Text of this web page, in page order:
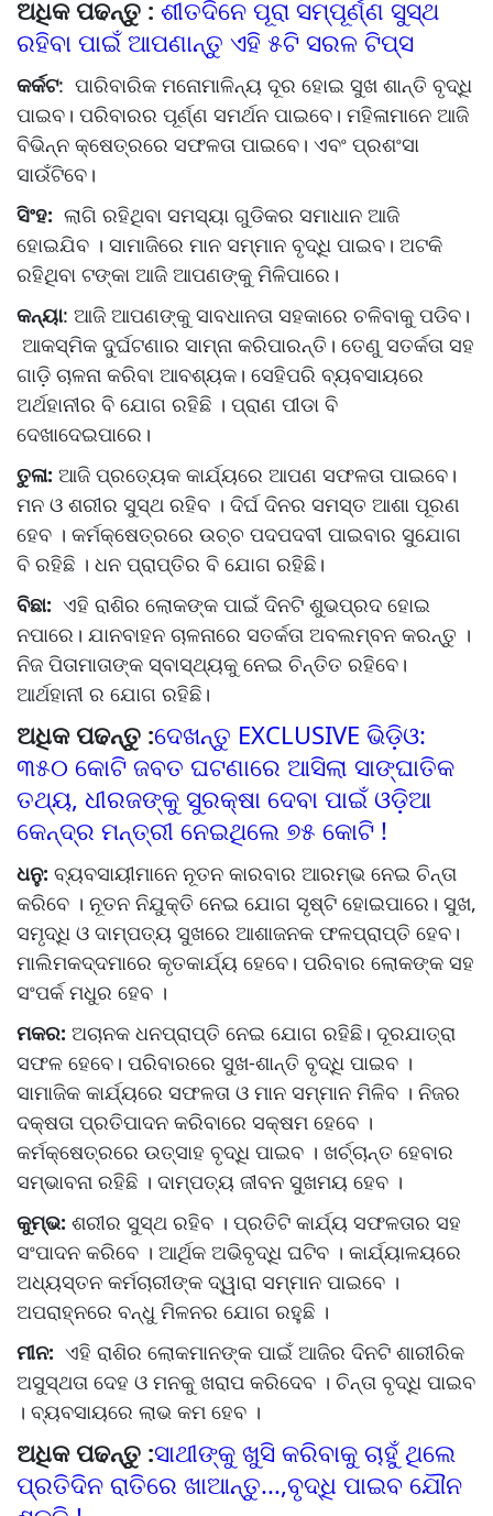
ଅଧିକ ପଢନ୍ତୁ : ଶୀତଦିନେ ପୂରା ସମ୍ପୂର୍ଣ୍ଣ ସୁସ୍ଥ
ରହିବା ପାଇଁ ଆପଣାନ୍ତୁ ଏହି ୫ଟି ସରଳ ଟିପ୍ସ
କର୍କଟ: ପାରିବାରିକ ମନୋମାଳିନ୍ୟ ଦୂର ହୋଇ ସୁଖ ଶାନ୍ତି ବୃଦ୍ଧି
ପାଇବ। ପରିବାରର ପୂର୍ଣ୍ଣ ସମର୍ଥନ ପାଇବେ। ମହିଳାମାନେ ଆଜି
ବିଭିନ୍ନ କ୍ଷେତ୍ରରେ ସଫଳତା ପାଇବେ। ଏବଂ ପ୍ରଶଂସା
ସାଉଁଟିବେ।
ସିଂହ: ଲାଗି ରହିଥିବା ସମସ୍ୟା ଗୁଡିକର ସମାଧାନ ଆଜି
ହୋଇଯିବ । ସାମାଜିରେ ମାନ ସମ୍ମାନ ବୃଦ୍ଧି ପାଇବ। ଅଟକି
ରହିଥିବା ଟଙ୍କା ଆଜି ଆପଣଙ୍କୁ ମିଳିପାରେ।
କନ୍ୟା: ଆଜି ଆପଣଙ୍କୁ ସାବଧାନତା ସହକାରେ ଚଳିବାକୁ ପଡିବ।
ଆକସ୍ମିକ ଦୁର୍ଘଟଣାର ସାମ୍ନା କରିପାରନ୍ତି। ତେଣୁ ସତର୍କତା ସହ
ଗାଡି଼ ଚାଳନା କରିବା ଆବଶ୍ୟକ। ସେହିପରି ବ୍ୟବସାୟରେ
ଅର୍ଥହାନୀର ବି ଯୋଗ ରହିଛି । ପ୍ରାଣ ପୀଡା ବି
ଦେଖାଦେଇପାରେ।
ତୁଳା: ଆଜି ପ୍ରତ୍ୟେକ କାର୍ଯ୍ୟରେ ଆପଣ ସଫଳତା ପାଇବେ।
ମନ ଓ ଶରୀର ସୁସ୍ଥ ରହିବ । ଦିର୍ଘ ଦିନର ସମସ୍ତ ଆଶା ପୂରଣ
ହେବ । କର୍ମକ୍ଷେତ୍ରରେ ଉଚ୍ଚ ପଦପଦବୀ ପାଇବାର ସୁଯୋଗ
ବି ରହିଛି । ଧନ ପ୍ରାପ୍ତିର ବି ଯୋଗ ରହିଛି।
ବିଛା: ଏହି ରାଶିର ଲୋକଙ୍କ ପାଇଁ ଦିନଟି ଶୁଭପ୍ରଦ ହୋଇ
ନପାରେ। ଯାନବାହନ ଚାଳନାରେ ସତର୍କତା ଅବଲମ୍ବନ କରନ୍ତୁ ।
ନିଜ ପିତାମାତାଙ୍କ ସ୍ବାସ୍ଥ୍ୟକୁ ନେଇ ଚିନ୍ତିତ ରହିବେ।
ଆର୍ଥହାନୀ ର ଯୋଗ ରହିଛି।
ଅଧିକ ପଢନ୍ତୁ :ଦେଖନ୍ତୁ EXCLUSIVE ଭିଡ଼ିଓ:
୩୫୦ କୋଟି ଜବତ ଘଟଣାରେ ଆସିଲା ସାଙ୍ଘାତିକ
ତଥ୍ୟ, ଧୀରଜଙ୍କୁ ସୁରକ୍ଷା ଦେବା ପାଇଁ ଓଡ଼ିଆ
କେନ୍ଦ୍ର ମନ୍ତ୍ରୀ ନେଇଥିଲେ ୭୫ କୋଟି !
ଧନୁ: ବ୍ୟବସାୟୀମାନେ ନୂତନ କାରବାର ଆରମ୍ଭ ନେଇ ଚିନ୍ତା
କରିବେ । ନୂତନ ନିଯୁକ୍ତି ନେଇ ଯୋଗ ସୃଷ୍ଟି ହୋଇପାରେ। ସୁଖ,
ସମୃଦ୍ଧି ଓ ଦାମ୍ପତ୍ୟ ସୁଖରେ ଆଶାଜନକ ଫଳପ୍ରାପ୍ତି ହେବ।
ମାଲିମକଦ୍ଦମାରେ କୃତକାର୍ଯ୍ୟ ହେବେ। ପରିବାର ଲୋକଙ୍କ ସହ
ସଂପର୍କ ମଧୁର ହେବ ।
ମକର: ଅଚାନକ ଧନପ୍ରାପ୍ତି ନେଇ ଯୋଗ ରହିଛି। ଦୂରଯାତ୍ରା
ସଫଳ ହେବେ। ପରିବାରରେ ସୁଖ-ଶାନ୍ତି ବୃଦ୍ଧି ପାଇବ ।
ସାମାଜିକ କାର୍ଯ୍ୟରେ ସଫଳତା ଓ ମାନ ସମ୍ମାନ ମିଳିବ । ନିଜର
ଦକ୍ଷତା ପ୍ରତିପାଦନ କରିବାରେ ସକ୍ଷମ ହେବେ ।
କର୍ମକ୍ଷେତ୍ରରେ ଉତ୍ସାହ ବୃଦ୍ଧି ପାଇବ । ଖର୍ଚ୍ଚାନ୍ତ ହେବାର
ସମ୍ଭାବନା ରହିଛି । ଦାମ୍ପତ୍ୟ ଜୀବନ ସୁଖମୟ ହେବ ।
କୁମ୍ଭ: ଶରୀର ସୁସ୍ଥ ରହିବ । ପ୍ରତିଟି କାର୍ଯ୍ୟ ସଫଳତାର ସହ
ସଂପାଦନ କରିବେ । ଆର୍ଥିକ ଅଭିବୃଦ୍ଧି ଘଟିବ । କାର୍ଯ୍ୟାଳୟରେ
ଅଧ୍ୟସ୍ତନ କର୍ମଚାରୀଙ୍କ ଦ୍ୱାରା ସମ୍ମାନ ପାଇବେ ।
ଅପରାହ୍ନରେ ବନ୍ଧୁ ମିଳନର ଯୋଗ ରହୁଛି ।
ମୀନ: ଏହି ରାଶିର ଲୋକମାନଙ୍କ ପାଇଁ ଆଜିର ଦିନଟି ଶାରୀରିକ
ଅସୁସ୍ଥତା ଦେହ ଓ ମନକୁ ଖରାପ କରିଦେବ । ଚିନ୍ତା ବୃଦ୍ଧି ପାଇବ
। ବ୍ୟବସାୟରେ ଲାଭ କମ ହେବ ।
ଅଧିକ ପଢନ୍ତୁ :ସାଥୀଙ୍କୁ ଖୁସି କରିବାକୁ ଚାହୁଁ ଥିଲେ
ପ୍ରତିଦିନ ରାତିରେ ଖାଆନ୍ତୁ...,ବୃଦ୍ଧି ପାଇବ ଯୌନ